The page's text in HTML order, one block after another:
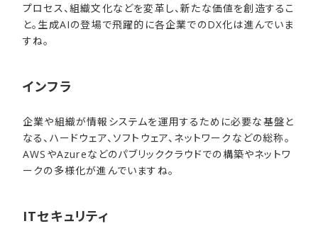
プロセス、組織文化などを変革し、新たな価値を創造するこ
と。生成AIの登場で飛躍的に各企業でのDX化は進んでいま
すね。
インフラ
企業や組織が情報システムを運用するために必要な基盤と
なる、ハードウェア、ソフトウェア、ネットワークなどの総称。
AWSやAzureなどのパブリッククラウドでの構築やネットワ
ークの多様化が進んでいますね。
ITセキュリティ